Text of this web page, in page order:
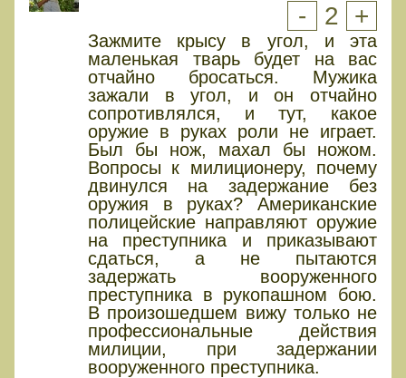
- 2 +
Зажмите крысу в угол, и эта
маленькая тварь будет на вас
отчайно бросаться. Мужика
зажали в угол, и он отчайно
сопротивлялся, и тут, какое
оружие в руках роли не играет.
Был бы нож, махал бы ножом.
Вопросы к милиционеру, почему
двинулся на задержание без
оружия в руках? Американские
полицейские направляют оружие
на преступника и приказывают
сдаться, а не пытаются
задержать вооруженного
преступника в рукопашном бою.
В произошедшем вижу только не
профессиональные действия
милиции, при задержании
вооруженного преступника.